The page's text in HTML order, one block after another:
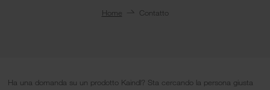
Home Contatto
Ha una domanda su un prodotto Kaindl? Sta cercando la persona giusta